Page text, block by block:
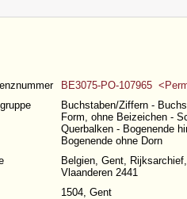
BE3075-PO-107965
Buchstaben/Ziffern -
Form, ohne Beizeichen -
Querbalken - Bogenende
Bogenende ohne Dorn
Belgien, Gent,
Vlaanderen 2441
1504, Gent